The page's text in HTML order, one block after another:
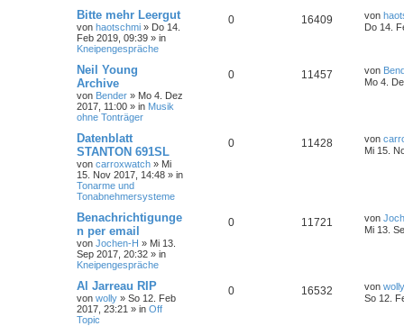
Bitte mehr Leergut
von haotschmi » Do 14.
Feb 2019, 09:39 » in
Kneipengespräche
0 16409 von
Do 14.
Neil Young
Archive
von Bender » Mo 4. Dez
2017, 11:00 » in Musik
ohne Tonträger
0 11457 von
Mo 4.
Datenblatt
STANTON 691SL
von carroxwatch » Mi
15. Nov 2017, 14:48 » in
Tonarme und
Tonabnehmersysteme
0 11428 von
Mi 15.
Benachrichtigunge
n per email
von Jochen-H » Mi 13.
Sep 2017, 20:32 » in
Kneipengespräche
0 11721 von
Mi 13.
Al Jarreau RIP
von wolly » So 12. Feb
2017, 23:21 » in Off
Topic
0 16532 von wolly
So 12.